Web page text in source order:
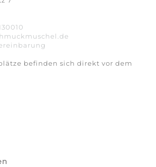
befinden sich direkt vor dem